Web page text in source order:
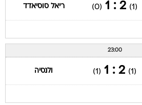
(1)
2 : 1
(0) ריאל סוסיאדד
23:00
(1)
2 : 1
(1) ולנסיה